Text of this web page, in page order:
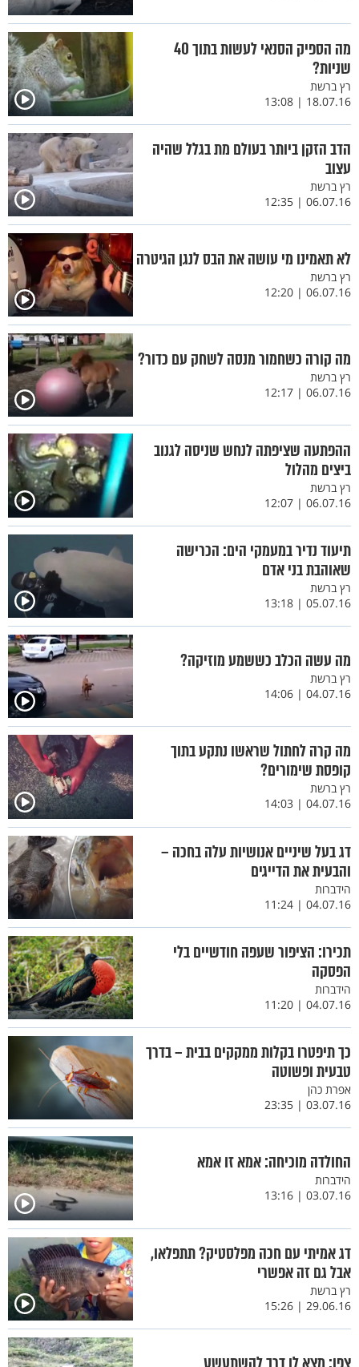
מה הספיק הסנאי לעשות בתוך 40
שניות?
רץ ברשת
18.07.16 | 13:08
הדב הזקן ביותר בעולם מת בגלל שהיה
עצוב
רץ ברשת
06.07.16 | 12:35
לא תאמינו מי עושה את הבס לנגן הגיטרה
רץ ברשת
06.07.16 | 12:20
מה קורה כשחמור מנסה לשחק עם כדור?
רץ ברשת
06.07.16 | 12:17
ההפתעה שציפתה לנחש שניסה לגנוב
ביצים מהלול
רץ ברשת
06.07.16 | 12:07
תיעוד נדיר במעמקי הים: הכרישה
שאוהבת בני אדם
רץ ברשת
05.07.16 | 13:18
מה עשה הכלב כששמע מוזיקה?
רץ ברשת
04.07.16 | 14:06
מה קרה לחתול שראשו נתקע בתוך
קופסת שימורים?
רץ ברשת
04.07.16 | 14:03
דג בעל שיניים אנושיות עלה בחכה –
והבעית את הדייגים
הידברות
04.07.16 | 11:24
תכירו: הציפור שעפה חודשיים בלי
הפסקה
הידברות
04.07.16 | 11:20
כך תיפטרו בקלות ממקקים בבית – בדרך
טבעית ופשוטה
אפרת כהן
03.07.16 | 23:35
החולדה מוכיחה: אמא זו אמא
הידברות
03.07.16 | 13:16
דג אמיתי עם חכה מפלסטיק? תתפלאו,
אבל גם זה אפשרי
רץ ברשת
29.06.16 | 15:26